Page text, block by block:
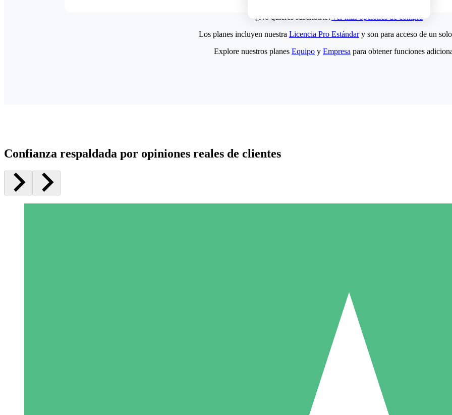
¿No quieres suscribirte?Ver más opciones de compra
5 Descargas
15
Los planes incluyen nuestra Licencia Pro Estándary son para acceso de un
Explore nuestros planes Equipo y Empresa para obtener funciones
Confianza respaldada por opiniones reales de clientes